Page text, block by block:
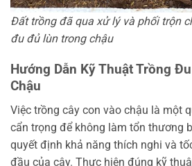
Đất trồng đã qua xử lý và phối trộn
đu đủ lùn trong chậu
Hướng Dẫn Kỹ Thuật Trồng
Chậu
Việc trồng cây con vào chậu là một
cẩn trọng để không làm tổn thương
quyết định khả năng thích nghi và
đầu của cây. Thực hiện đúng kỹ